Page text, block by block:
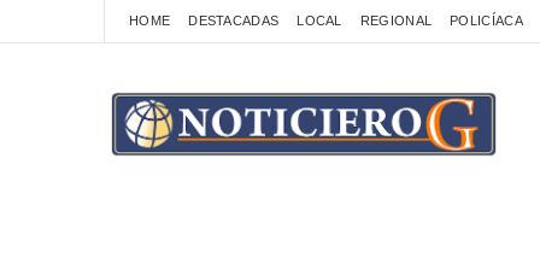
HOME DESTACADAS LOCAL REGIONAL POLICÍACA